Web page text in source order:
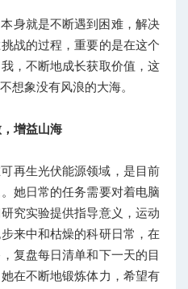
身就是不断遇到困难，解决
战的过程，重要的是在这个
，不断地成长获取价值，这
象没有风浪的大海。
增益山海
再生光伏能源领域，是目前
她日常的任务需要对着电脑
究实验提供指导意义，运动
来中和枯燥的科研日常，在
复盘每日清单和下一天的目
在不断地锻炼体力，希望有